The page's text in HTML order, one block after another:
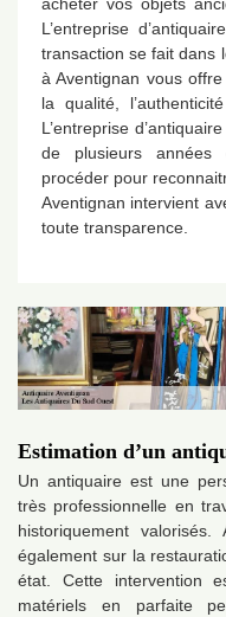
L’entreprise
transaction se fait dans
à Aventignan vous
la qualité,
L’entreprise
de plusieurs années
procéder pour
Aventignan intervient
toute transparence.
Estimation d’un
Un antiquaire est une
très professionnelle en
historiquement
également sur la
état. Cette intervention
matériels en parfaite